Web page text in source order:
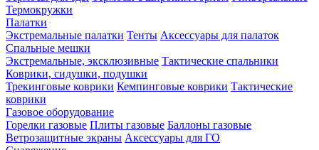
Термокружки
Палатки
Экстремальные палатки Тенты Аксессуары для палаток
Спальные мешки
Экстремальные, эксклюзивные Тактические спальники
Коврики, сидушки, подушки
Трекинговые коврики Кемпинговые коврики Тактические
коврики
Газовое оборудование
Горелки газовые Плиты газовые Баллоны газовые
Ветрозащитные экраны Аксессуары для ГО